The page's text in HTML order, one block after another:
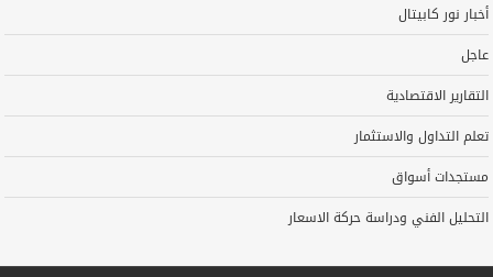
أخبار نور كابيتال
عاجل
التقارير الاقتصادية
تعلم التداول والاستثمار
مستجدات أسواق
التحليل الفني ودراسة حركة الاسعار